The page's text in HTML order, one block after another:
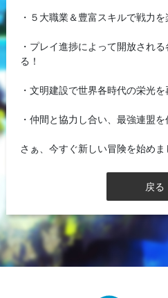
・５大職業＆豊富スキルで戦力を
・プレイ進捗によって開放され
る！
・文明建設で世界各時代の栄光を
・仲間と協力し合い、最強連盟を
さぁ、今すぐ新しい冒険を始めま
戻る